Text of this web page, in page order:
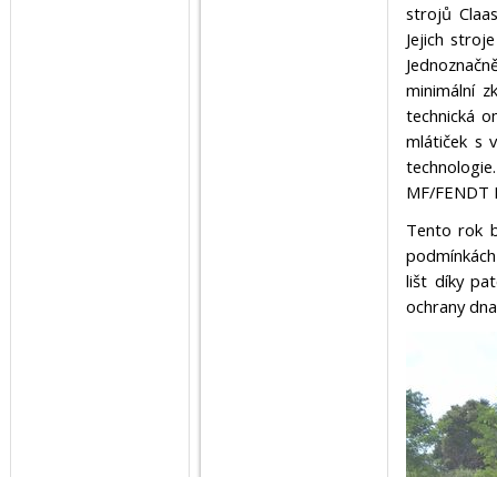
strojů
Jejich
minimální
technická
mlátiček s
MF/FENDT
Tento rok
lišt díky
ochrany